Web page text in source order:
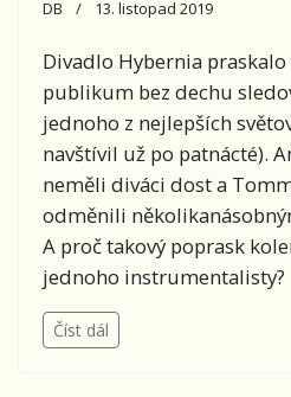
DB 13. listopad 2019
Divadlo Hybernia praskalo
publikum bez dechu
jednoho z nejlepších
navštívil už po patnácté).
neměli diváci dost a
odměnili
A proč takový poprask
jednoho instrumentalisty?
Číst dál